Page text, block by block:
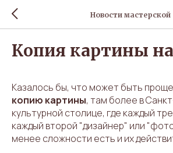
Новости мастерской
Копия картины на
Казалось бы, что может быть
копию картины, там более в
культурной столице, где каждый
каждый второй "дизайнер" или
менее сложности есть и их